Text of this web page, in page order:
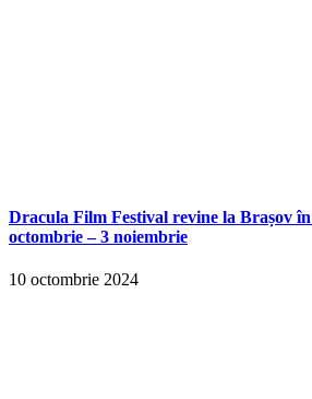
Dracula Film Festival revine la Brașov
octombrie – 3 noiembrie
10 octombrie 2024